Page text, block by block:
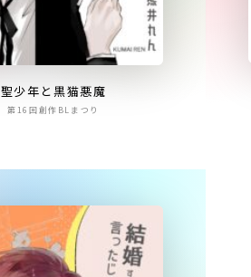
聖少年と黒猫悪魔
第16回創作BLまつり